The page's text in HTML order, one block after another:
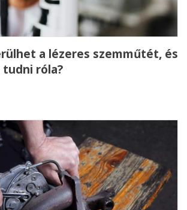
a lézeres szemműtét, és
róla?